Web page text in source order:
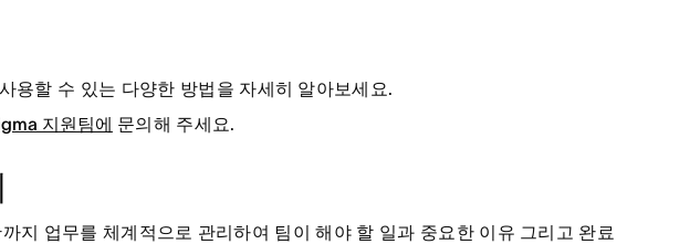
용할 수 있는 다양한 방법을 자세히 알아보세요.
지원팀에 문의해 주세요.
지 업무를 체계적으로 관리하여 팀이 해야 할 일과 중요한 이유 그리고 완료